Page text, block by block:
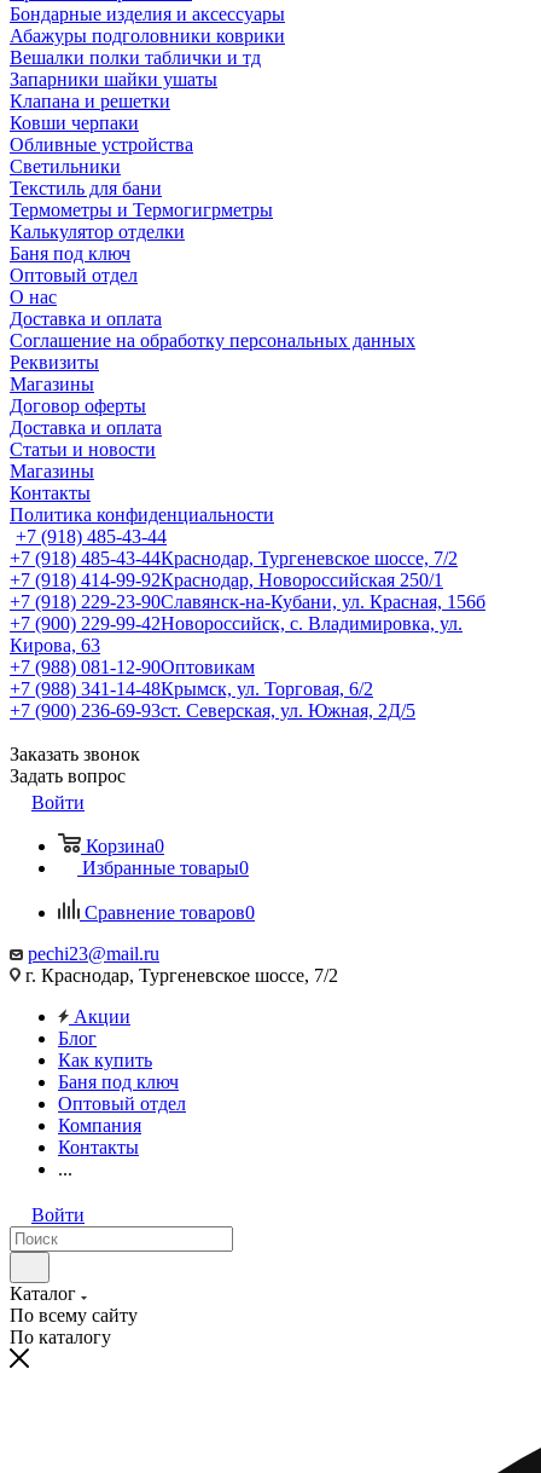
Бондарные изделия и аксессуары
Абажуры подголовники коврики
Вешалки полки таблички и тд
Запарники шайки ушаты
Клапана и решетки
Ковши черпаки
Обливные устройства
Светильники
Текстиль для бани
Термометры и Термогигрметры
Калькулятор отделки
Баня под ключ
Оптовый отдел
О нас
Доставка и оплата
Соглашение на обработку персональных данных
Реквизиты
Магазины
Договор оферты
Доставка и оплата
Статьи и новости
Магазины
Контакты
Политика конфиденциальности
+7 (918) 485-43-44
+7 (918) 485-43-44Краснодар, Тургеневское шоссе, 7/2
+7 (918) 414-99-92Краснодар, Новороссийская 250/1
+7 (918) 229-23-90Славянск-на-Кубани, ул. Красная, 156б
+7 (900) 229-99-42Новороссийск, с. Владимировка, ул.
Кирова, 63
+7 (988) 081-12-90Оптовикам
+7 (988) 341-14-48Крымск, ул. Торговая, 6/2
+7 (900) 236-69-93ст. Северская, ул. Южная, 2Д/5
Заказать звонок
Задать вопрос
Войти
Корзина0
Избранные товары0
Сравнение товаров0
pechi23@mail.ru
г. Краснодар, Тургеневское шоссе, 7/2
Акции
Блог
Как купить
Баня под ключ
Оптовый отдел
Компания
Контакты
...
Войти
Каталог
По всему сайту
По каталогу